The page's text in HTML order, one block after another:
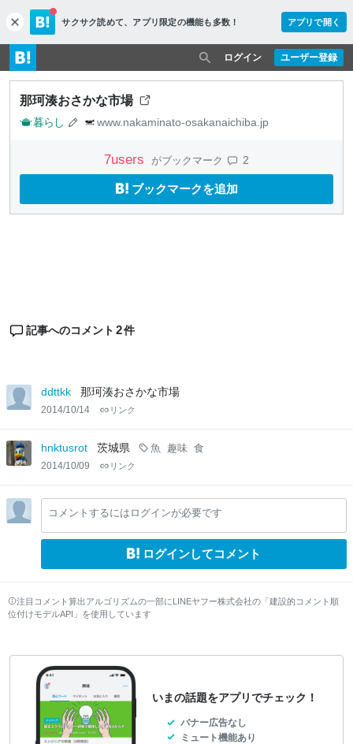
c
l
o
s
e
サクサク読めて、 アプリ限定の機能も多数！ アプリで開く
ユーザー登録
ログイン
那珂湊おさかな市場
暮らし www.nakaminato-osakanaichiba.jp
7users がブックマーク 2
ブックマークを追加
記事へのコメント 2件
ddttkk 那珂湊おさかな市場
2014/10/14 リンク
hnktusrot 茨城県 魚 趣味 食
2014/10/09 リンク
コメントするにはログインが必要です
ログインしてコメント
注目コメント算出アルゴリズムの一部にLINEヤフー株式会社の「建設的コメント順
位付けモデルAPI」を使用しています
いまの話題をアプリでチェック！
バナー広告なし
ミュート機能あり